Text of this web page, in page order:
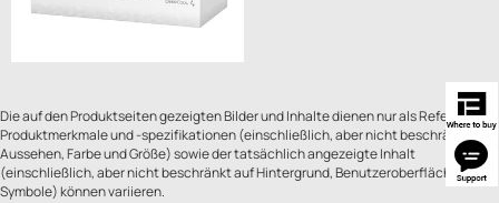
Die auf den Produktseiten gezeigten Bilder und Inhalte dienen nur als Referenz.
Produktmerkmale und -spezifikationen (einschließlich, aber nicht beschränkt auf
Aussehen, Farbe und Größe) sowie der tatsächlich angezeigte Inhalt
(einschließlich, aber nicht beschränkt auf Hintergrund, Benutzeroberfläche und
Symbole) können variieren.